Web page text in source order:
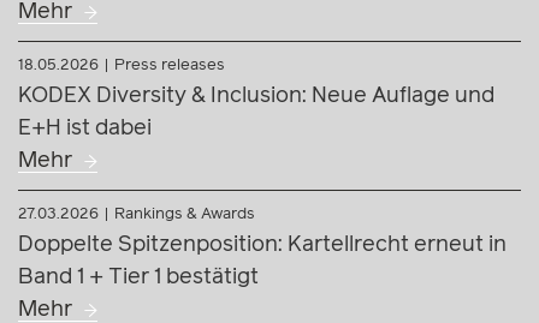
Mehr
18.05.2026 Press releases
KODEX Diversity & Inclusion: Neue Auflage und
E+H ist dabei
Mehr
27.03.2026 Rankings & Awards
Doppelte Spitzenposition: Kartellrecht erneut in
Band 1 + Tier 1 bestätigt
Mehr